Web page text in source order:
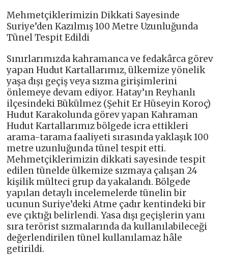
Mehmetçiklerimizin Dikkati Sayesinde
Suriye’den Kazılmış 100 Metre Uzunluğunda
Tünel Tespit Edildi
Sınırlarımızda kahramanca ve fedakârca görev
yapan Hudut Kartallarımız, ülkemize yönelik
yaşa dışı geçiş veya sızma girişimlerini
önlemeye devam ediyor. Hatay’ın Reyhanlı
ilçesindeki Bükülmez (Şehit Er Hüseyin Koroç)
Hudut Karakolunda görev yapan Kahraman
Hudut Kartallarımız bölgede icra ettikleri
arama-tarama faaliyeti sırasında yaklaşık 100
metre uzunluğunda tünel tespit etti.
Mehmetçiklerimizin dikkati sayesinde tespit
edilen tünelde ülkemize sızmaya çalışan 24
kişilik mülteci grup da yakalandı. Bölgede
yapılan detaylı incelemelerde tünelin bir
ucunun Suriye’deki Atme çadır kentindeki bir
eve çıktığı belirlendi. Yasa dışı geçişlerin yanı
sıra terörist sızmalarında da kullanılabileceği
değerlendirilen tünel kullanılamaz hâle
getirildi.